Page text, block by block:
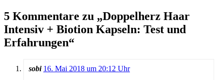
5 Kommentare zu „Doppelherz Haar
Intensiv + Biotion Kapseln: Test und
Erfahrungen“
sobi 16. Mai 2018 um 20:12 Uhr